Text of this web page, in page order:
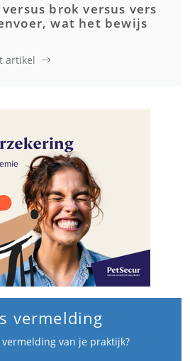
versus brok versus vers
wat het bewijs
artikel
vermelding
van je praktijk?